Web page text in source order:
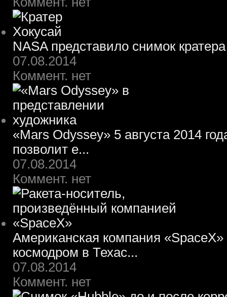
NASA представило снимок
07.08.2014
Коммент. нет
«Mars Odyssey» 5 августа 2014
позволит е...
07.08.2014
Коммент. нет
Американская компания
космодром в Техас...
07.08.2014
Коммент. нет